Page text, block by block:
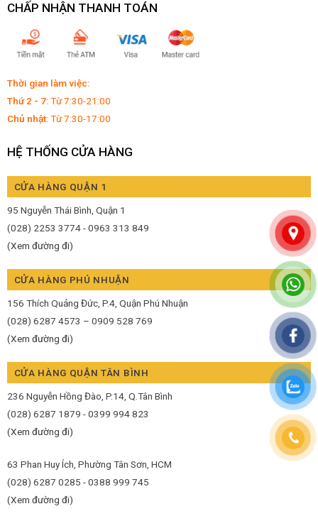
CHẤP NHẬN THANH TOÁN
Thời gian làm việc:
Thứ 2 - 7:Từ 7:30-21:00
Chủ nhật:Từ 7:30-17:00
HỆ THỐNG CỬA HÀNG
CỬA HÀNG QUẬN 1
95 Nguyễn Thái Bình, Quận 1
(028) 2253 3774 - 0963 313 849
(Xem đường đi)
CỬA HÀNG PHÚ NHUẬN
156 Thích Quảng Đức, P.4, Quận Phú Nhuận
(028) 6287 4573 – 0909 528 769
(Xem đường đi)
CỬA HÀNG QUẬN TÂN BÌNH
236 Nguyễn Hồng Đào, P.14, Q.Tân Bình
(028) 6287 1879 - 0399 994 823
(Xem đường đi)
63 Phan Huy Ích, Phường Tân Sơn, HCM
(028) 6287 0285 - 0388 999 745
(Xem đường đi)